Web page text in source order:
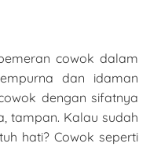
cowok dalam
dan idaman
dengan sifatnya
tampan. Kalau sudah
hati? Cowok seperti